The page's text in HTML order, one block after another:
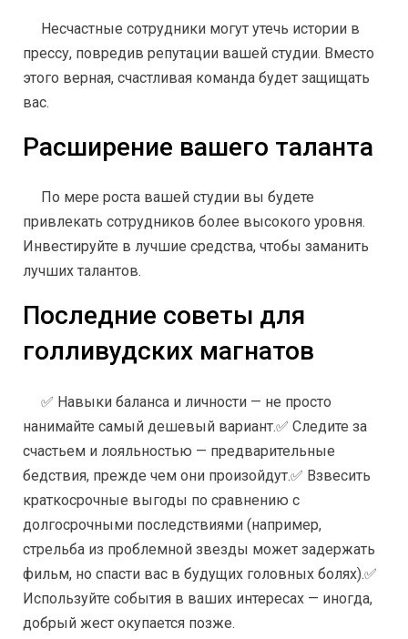
Несчастные сотрудники могут утечь истории в
прессу, повредив репутации вашей студии. Вместо
этого верная, счастливая команда будет защищать
вас.
Расширение вашего таланта
По мере роста вашей студии вы будете
привлекать сотрудников более высокого уровня.
Инвестируйте в лучшие средства, чтобы заманить
лучших талантов.
Последние советы для
голливудских магнатов
✅ Навыки баланса и личности — не просто
нанимайте самый дешевый вариант.✅ Следите за
счастьем и лояльностью — предварительные
бедствия, прежде чем они произойдут.✅ Взвесить
краткосрочные выгоды по сравнению с
долгосрочными последствиями (например,
стрельба из проблемной звезды может задержать
фильм, но спасти вас в будущих головных болях).✅
Используйте события в ваших интересах — иногда,
добрый жест окупается позже.